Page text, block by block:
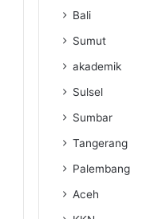
Bali
Sumut
akademik
Sulsel
Sumbar
Tangerang
Palembang
Aceh